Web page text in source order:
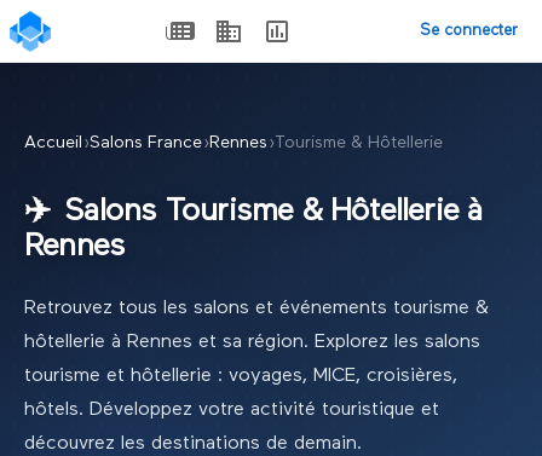
Se connecter
Accueil ›Salons France›Rennes › Tourisme & Hôtellerie
✈️ Salons Tourisme & Hôtellerieà
Rennes
Retrouvez tous les salons et événements tourisme &
hôtellerie à Rennes et sa région. Explorez les salons
tourisme et hôtellerie : voyages, MICE, croisières,
hôtels. Développez votre activité touristique et
découvrez les destinations de demain.